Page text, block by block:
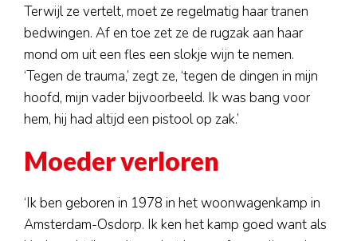
Terwijl ze vertelt, moet ze regelmatig haar tranen
bedwingen. Af en toe zet ze de rugzak aan haar
mond om uit een fles een slokje wijn te nemen.
‘Tegen de trauma,’ zegt ze, ‘tegen de dingen in mijn
hoofd, mijn vader bijvoorbeeld. Ik was bang voor
hem, hij had altijd een pistool op zak.’
Moeder verloren
‘Ik ben geboren in 1978 in het woonwagenkamp in
Amsterdam-Osdorp. Ik ken het kamp goed want als